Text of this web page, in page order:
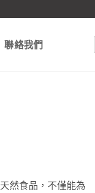
聯絡我們
然食品，不僅能為